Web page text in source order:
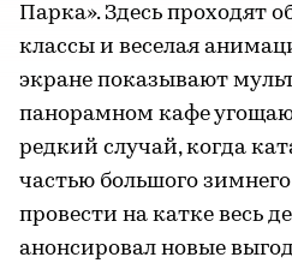
Парка». Здесь проходят
классы и веселая
экране показывают
панорамном кафе
редкий случай, когда
частью большого
провести на катке весь
анонсировал новые